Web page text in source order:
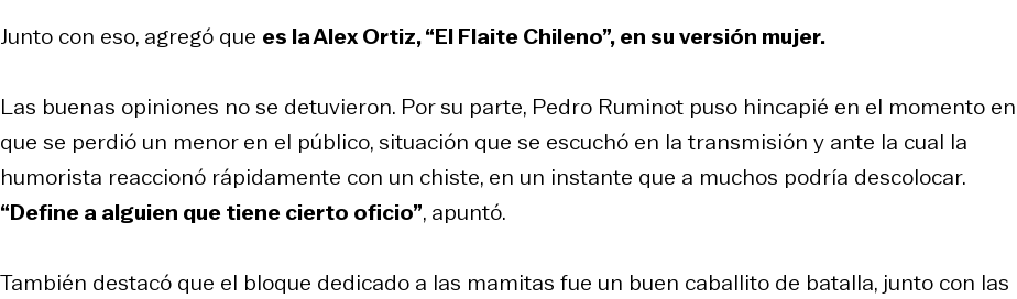
Junto con eso, agregó que es la Alex Ortiz, “El Flaite Chileno”, en su versión mujer.
Las buenas opiniones no se detuvieron. Por su parte, Pedro Ruminot puso hincapié en el momento en
que se perdió un menor en el público, situación que se escuchó en la transmisión y ante la cual la
humorista reaccionó rápidamente con un chiste, en un instante que a muchos podría descolocar.
“Define a alguien que tiene cierto oficio”, apuntó.
También destacó que el bloque dedicado a las mamitas fue un buen caballito de batalla, junto con las